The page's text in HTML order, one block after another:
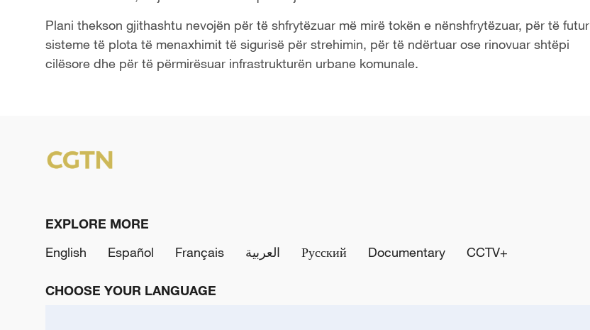
Plani thekson gjithashtu nevojën për të shfrytëzuar më mirë tokën e nënshfrytëzuar, për të futur
sisteme të plota të menaxhimit të sigurisë për strehimin, për të ndërtuar ose rinovuar shtëpi
cilësore dhe për të përmirësuar infrastrukturën urbane komunale.
EXPLORE MORE
English
Español Français العربية Русский Documentary CCTV+
CHOOSE YOUR LANGUAGE